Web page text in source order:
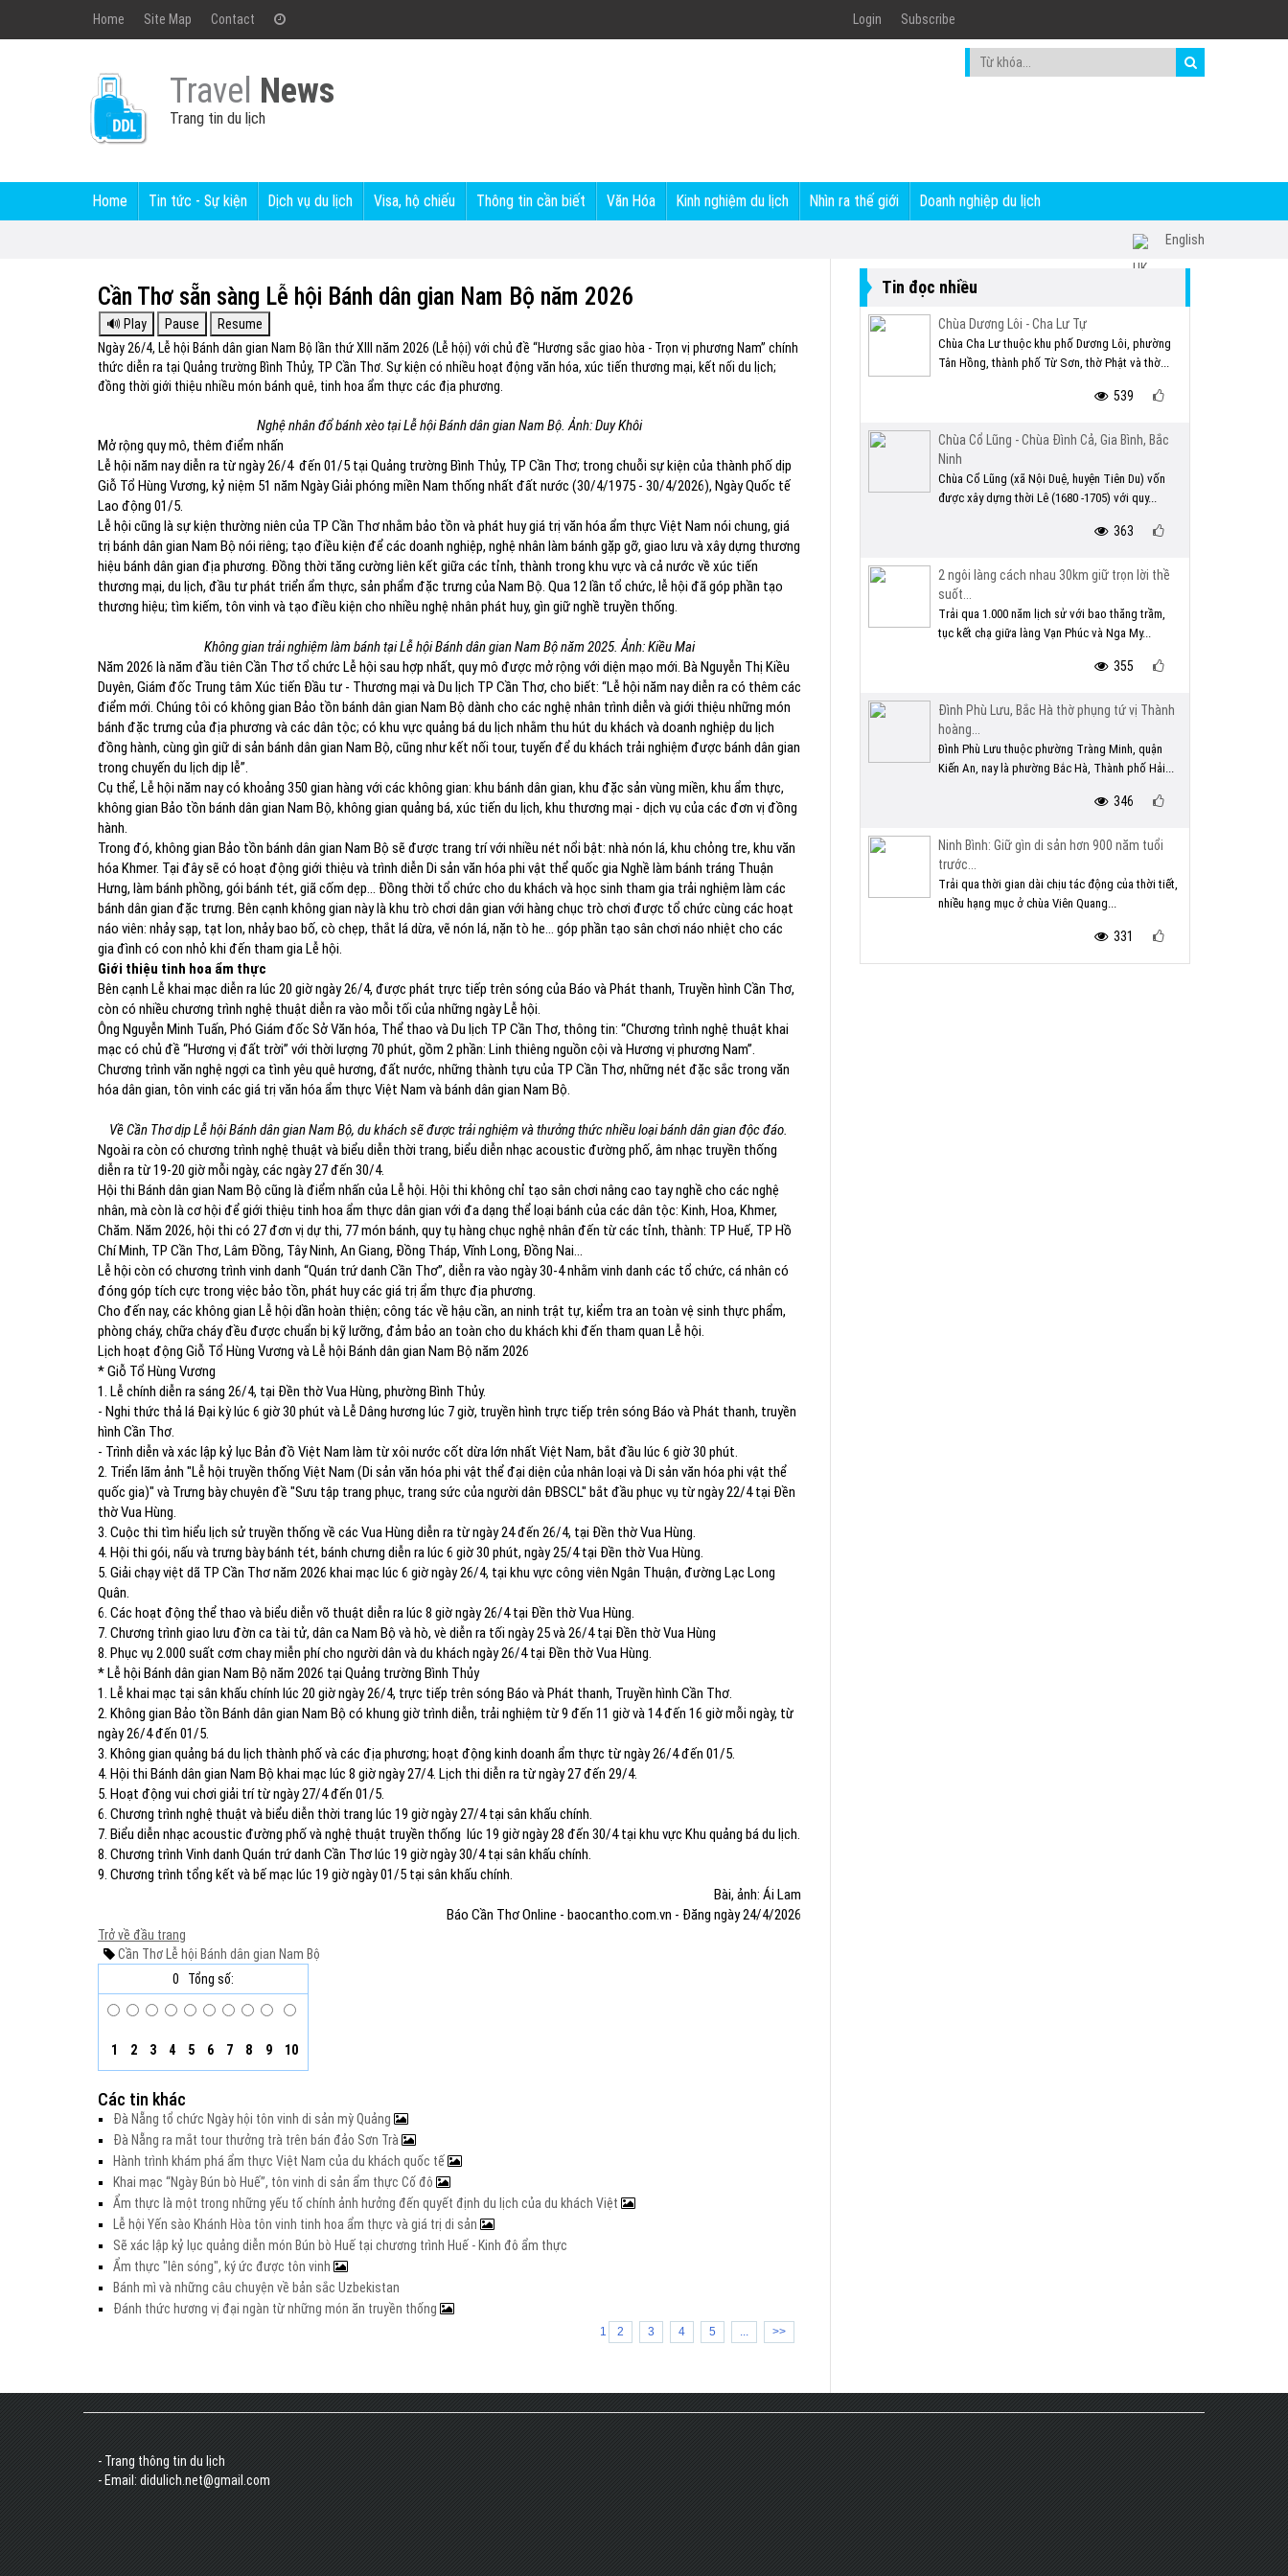
Home Site Map Contact Login Subscribe
Travel News
Trang tin du lịch
Home Tin tức - Sự kiện Dịch vụ du lịch Visa, hộ chiếu Thông tin cần biết Văn Hóa Kinh nghiệm du lịch Nhìn ra thế giới Doanh nghiệp du lịch
English
Cần Thơ sẵn sàng Lễ hội Bánh dân gian Nam Bộ năm 2026
Ngày 26/4, Lễ hội Bánh dân gian Nam Bộ lần thứ XIII năm 2026 (Lễ hội) với chủ đề “Hương sắc giao hòa - Trọn vị phương Nam” chính
thức diễn ra tại Quảng trường Bình Thủy, TP Cần Thơ. Sự kiện có nhiều hoạt động văn hóa, xúc tiến thương mại, kết nối du lịch;
đồng thời giới thiệu nhiều món bánh quê, tinh hoa ẩm thực các địa phương.
Nghệ nhân đổ bánh xèo tại Lễ hội Bánh dân gian Nam Bộ. Ảnh: Duy Khôi
Mở rộng quy mô, thêm điểm nhấn
Lễ hội năm nay diễn ra từ ngày 26/4 đến 01/5 tại Quảng trường Bình Thủy, TP Cần Thơ; trong chuỗi sự kiện của thành phố dịp
Giỗ Tổ Hùng Vương, kỷ niệm 51 năm Ngày Giải phóng miền Nam thống nhất đất nước (30/4/1975 - 30/4/2026), Ngày Quốc tế
Lao động 01/5.
Lễ hội cũng là sự kiện thường niên của TP Cần Thơ nhằm bảo tồn và phát huy giá trị văn hóa ẩm thực Việt Nam nói chung, giá
trị bánh dân gian Nam Bộ nói riêng; tạo điều kiện để các doanh nghiệp, nghệ nhân làm bánh gặp gỡ, giao lưu và xây dựng thương
hiệu bánh dân gian địa phương. Đồng thời tăng cường liên kết giữa các tỉnh, thành trong khu vực và cả nước về xúc tiến
thương mại, du lịch, đầu tư phát triển ẩm thực, sản phẩm đặc trưng của Nam Bộ. Qua 12 lần tổ chức, lễ hội đã góp phần tạo
thương hiệu; tìm kiếm, tôn vinh và tạo điều kiện cho nhiều nghệ nhân phát huy, gìn giữ nghề truyền thống.
Không gian trải nghiệm làm bánh tại Lễ hội Bánh dân gian Nam Bộ năm 2025. Ảnh: Kiều Mai
Năm 2026 là năm đầu tiên Cần Thơ tổ chức Lễ hội sau hợp nhất, quy mô được mở rộng với diện mạo mới. Bà Nguyễn Thị Kiều
Duyên, Giám đốc Trung tâm Xúc tiến Đầu tư - Thương mại và Du lịch TP Cần Thơ, cho biết: “Lễ hội năm nay diễn ra có thêm các
điểm mới. Chúng tôi có không gian Bảo tồn bánh dân gian Nam Bộ dành cho các nghệ nhân trình diễn và giới thiệu những món
bánh đặc trưng của địa phương và các dân tộc; có khu vực quảng bá du lịch nhằm thu hút du khách và doanh nghiệp du lịch
đồng hành, cùng gìn giữ di sản bánh dân gian Nam Bộ, cũng như kết nối tour, tuyến để du khách trải nghiệm được bánh dân gian
trong chuyến du lịch dịp lễ”.
Cụ thể, Lễ hội năm nay có khoảng 350 gian hàng với các không gian: khu bánh dân gian, khu đặc sản vùng miền, khu ẩm thực,
không gian Bảo tồn bánh dân gian Nam Bộ, không gian quảng bá, xúc tiến du lịch, khu thương mại - dịch vụ của các đơn vị đồng
hành.
Trong đó, không gian Bảo tồn bánh dân gian Nam Bộ sẽ được trang trí với nhiều nét nổi bật: nhà nón lá, khu chỏng tre, khu văn
hóa Khmer. Tại đây sẽ có hoạt động giới thiệu và trình diễn Di sản văn hóa phi vật thể quốc gia Nghề làm bánh tráng Thuận
Hưng, làm bánh phồng, gói bánh tét, giã cốm dẹp... Đồng thời tổ chức cho du khách và học sinh tham gia trải nghiệm làm các
bánh dân gian đặc trưng. Bên cạnh không gian này là khu trò chơi dân gian với hàng chục trò chơi được tổ chức cùng các hoạt
náo viên: nhảy sạp, tạt lon, nhảy bao bố, cò chẹp, thắt lá dừa, vẽ nón lá, nặn tò he... góp phần tạo sân chơi náo nhiệt cho các
gia đình có con nhỏ khi đến tham gia Lễ hội.
Giới thiệu tinh hoa ẩm thực
Bên cạnh Lễ khai mạc diễn ra lúc 20 giờ ngày 26/4, được phát trực tiếp trên sóng của Báo và Phát thanh, Truyền hình Cần Thơ,
còn có nhiều chương trình nghệ thuật diễn ra vào mỗi tối của những ngày Lễ hội.
Ông Nguyễn Minh Tuấn, Phó Giám đốc Sở Văn hóa, Thể thao và Du lịch TP Cần Thơ, thông tin: “Chương trình nghệ thuật khai
mạc có chủ đề “Hương vị đất trời” với thời lượng 70 phút, gồm 2 phần: Linh thiêng nguồn cội và Hương vị phương Nam”.
Chương trình văn nghệ ngợi ca tình yêu quê hương, đất nước, những thành tựu của TP Cần Thơ, những nét đặc sắc trong văn
hóa dân gian, tôn vinh các giá trị văn hóa ẩm thực Việt Nam và bánh dân gian Nam Bộ.
Về Cần Thơ dịp Lễ hội Bánh dân gian Nam Bộ, du khách sẽ được trải nghiệm và thưởng thức nhiều loại bánh dân gian độc đáo.
Ngoài ra còn có chương trình nghệ thuật và biểu diễn thời trang, biểu diễn nhạc acoustic đường phố, âm nhạc truyền thống
diễn ra từ 19-20 giờ mỗi ngày, các ngày 27 đến 30/4.
Hội thi Bánh dân gian Nam Bộ cũng là điểm nhấn của Lễ hội. Hội thi không chỉ tạo sân chơi nâng cao tay nghề cho các nghệ
nhân, mà còn là cơ hội để giới thiệu tinh hoa ẩm thực dân gian với đa dạng thể loại bánh của các dân tộc: Kinh, Hoa, Khmer,
Chăm. Năm 2026, hội thi có 27 đơn vị dự thi, 77 món bánh, quy tụ hàng chục nghệ nhân đến từ các tỉnh, thành: TP Huế, TP Hồ
Chí Minh, TP Cần Thơ, Lâm Đồng, Tây Ninh, An Giang, Đồng Tháp, Vĩnh Long, Đồng Nai...
Lễ hội còn có chương trình vinh danh “Quán trứ danh Cần Thơ”, diễn ra vào ngày 30-4 nhằm vinh danh các tổ chức, cá nhân có
đóng góp tích cực trong việc bảo tồn, phát huy các giá trị ẩm thực địa phương.
Cho đến nay, các không gian Lễ hội dần hoàn thiện; công tác về hậu cần, an ninh trật tự, kiểm tra an toàn vệ sinh thực phẩm,
phòng cháy, chữa cháy đều được chuẩn bị kỹ lưỡng, đảm bảo an toàn cho du khách khi đến tham quan Lễ hội.
Lịch hoạt động Giỗ Tổ Hùng Vương và Lễ hội Bánh dân gian Nam Bộ năm 2026
* Giỗ Tổ Hùng Vương
1. Lễ chính diễn ra sáng 26/4, tại Đền thờ Vua Hùng, phường Bình Thủy.
- Nghi thức thả lá Đại kỳ lúc 6 giờ 30 phút và Lễ Dâng hương lúc 7 giờ, truyền hình trực tiếp trên sóng Báo và Phát thanh, truyền
hình Cần Thơ.
- Trình diễn và xác lập kỷ lục Bản đồ Việt Nam làm từ xôi nước cốt dừa lớn nhất Việt Nam, bắt đầu lúc 6 giờ 30 phút.
2. Triển lãm ảnh "Lễ hội truyền thống Việt Nam (Di sản văn hóa phi vật thể đại diện của nhân loại và Di sản văn hóa phi vật thể
quốc gia)" và Trưng bày chuyên đề "Sưu tập trang phục, trang sức của người dân ĐBSCL" bắt đầu phục vụ từ ngày 22/4 tại Đền
thờ Vua Hùng.
3. Cuộc thi tìm hiểu lịch sử truyền thống về các Vua Hùng diễn ra từ ngày 24 đến 26/4, tại Đền thờ Vua Hùng.
4. Hội thi gói, nấu và trưng bày bánh tét, bánh chưng diễn ra lúc 6 giờ 30 phút, ngày 25/4 tại Đền thờ Vua Hùng.
5. Giải chạy việt dã TP Cần Thơ năm 2026 khai mạc lúc 6 giờ ngày 26/4, tại khu vực công viên Ngân Thuận, đường Lạc Long
Quân.
6. Các hoạt động thể thao và biểu diễn võ thuật diễn ra lúc 8 giờ ngày 26/4 tại Đền thờ Vua Hùng.
7. Chương trình giao lưu đờn ca tài tử, dân ca Nam Bộ và hò, vè diễn ra tối ngày 25 và 26/4 tại Đền thờ Vua Hùng
8. Phục vụ 2.000 suất cơm chay miễn phí cho người dân và du khách ngày 26/4 tại Đền thờ Vua Hùng.
* Lễ hội Bánh dân gian Nam Bộ năm 2026 tại Quảng trường Bình Thủy
1. Lễ khai mạc tại sân khấu chính lúc 20 giờ ngày 26/4, trực tiếp trên sóng Báo và Phát thanh, Truyền hình Cần Thơ.
2. Không gian Bảo tồn Bánh dân gian Nam Bộ có khung giờ trình diễn, trải nghiệm từ 9 đến 11 giờ và 14 đến 16 giờ mỗi ngày, từ
ngày 26/4 đến 01/5.
3. Không gian quảng bá du lịch thành phố và các địa phương; hoạt động kinh doanh ẩm thực từ ngày 26/4 đến 01/5.
4. Hội thi Bánh dân gian Nam Bộ khai mạc lúc 8 giờ ngày 27/4. Lịch thi diễn ra từ ngày 27 đến 29/4.
5. Hoạt động vui chơi giải trí từ ngày 27/4 đến 01/5.
6. Chương trình nghệ thuật và biểu diễn thời trang lúc 19 giờ ngày 27/4 tại sân khấu chính.
7. Biểu diễn nhạc acoustic đường phố và nghệ thuật truyền thống lúc 19 giờ ngày 28 đến 30/4 tại khu vực Khu quảng bá du lịch.
8. Chương trình Vinh danh Quán trứ danh Cần Thơ lúc 19 giờ ngày 30/4 tại sân khấu chính.
9. Chương trình tổng kết và bế mạc lúc 19 giờ ngày 01/5 tại sân khấu chính.
Bài, ảnh: Ái Lam
Báo Cần Thơ Online - baocantho.com.vn - Đăng ngày 24/4/2026
Trở về đầu trang
Cần Thơ Lễ hội Bánh dân gian Nam Bộ
0
Tổng số:
1 2 3 4 5 6 7 8 9 10
Các tin khác
Đà Nẵng tổ chức Ngày hội tôn vinh di sản mỳ Quảng
Đà Nẵng ra mắt tour thưởng trà trên bán đảo Sơn Trà
Hành trình khám phá ẩm thực Việt Nam của du khách quốc tế
Khai mạc “Ngày Bún bò Huế”, tôn vinh di sản ẩm thực Cố đô
Ẩm thực là một trong những yếu tố chính ảnh hưởng đến quyết định du lịch của du khách Việt
Lễ hội Yến sào Khánh Hòa tôn vinh tinh hoa ẩm thực và giá trị di sản
Sẽ xác lập kỷ lục quảng diễn món Bún bò Huế tại chương trình Huế - Kinh đô ẩm thực
Ẩm thực "lên sóng", ký ức được tôn vinh
Bánh mì và những câu chuyện về bản sắc Uzbekistan
Đánh thức hương vị đại ngàn từ những món ăn truyền thống
1 2 3 4 5 ... >>
Tin đọc nhiều
Chùa Dương Lôi - Cha Lư Tự
Chùa Cha Lư thuộc khu phố Dương Lôi, phường
Tân Hồng, thành phố Từ Sơn, thờ Phật và thờ...
539
Chùa Cổ Lũng - Chùa Đình Cả, Gia Bình, Bắc
Ninh
Chùa Cổ Lũng (xã Nội Duệ, huyện Tiên Du) vốn
được xây dựng thời Lê (1680 -1705) với quy...
363
2 ngôi làng cách nhau 30km giữ trọn lời thề
suốt...
Trải qua 1.000 năm lịch sử với bao thăng trầm,
tục kết chạ giữa làng Vạn Phúc và Nga My...
355
Đình Phù Lưu, Bắc Hà thờ phụng tứ vị Thành
hoàng...
Đình Phù Lưu thuộc phường Tràng Minh, quận
Kiến An, nay là phường Bắc Hà, Thành phố Hải...
346
Ninh Bình: Giữ gìn di sản hơn 900 năm tuổi
trước...
Trải qua thời gian dài chịu tác động của thời tiết,
nhiều hạng mục ở chùa Viên Quang...
331
- Trang thông tin du lịch
- Email: didulich.net@gmail.com